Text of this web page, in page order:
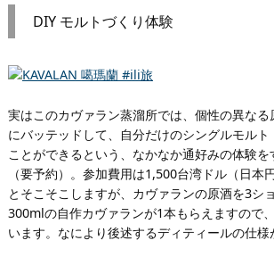
DIY モルトづくり体験
実はこのカヴァラン蒸溜所では、個性の異な
にバッテッドして、自分だけのシングルモル
ことができるという、なかなか通好みの体験
（要予約）。参加費用は1,500台湾ドル（日本
とそこそこしますが、カヴァランの原酒を3シ
300mlの自作カヴァランが1本もらえますので
います。なにより後述するディティールの仕様